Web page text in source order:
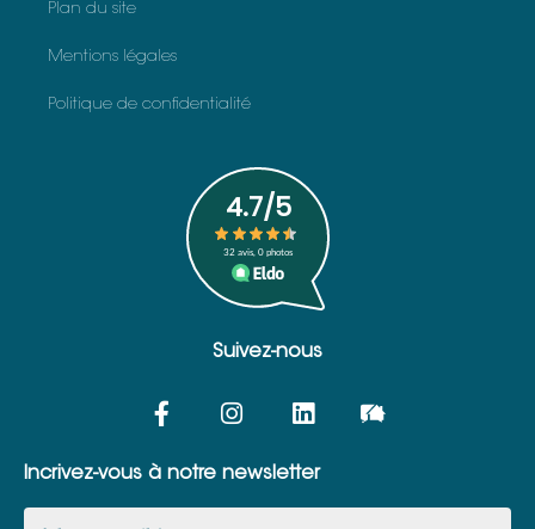
Plan du site
Mentions légales
Politique de confidentialité
Suivez-nous
Incrivez-vous à notre newsletter